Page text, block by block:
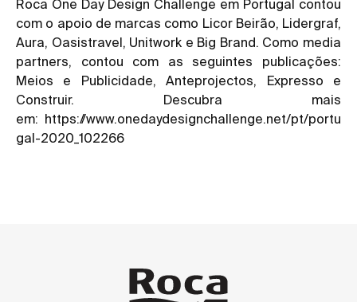
Roca One Day Design Challenge em Portugal contou
com o apoio de marcas como Licor Beirão, Lidergraf,
Aura, Oasistravel, Unitwork e Big Brand. Como media
partners, contou com as seguintes publicações:
Meios e Publicidade, Anteprojectos, Expresso e
Construir. Descubra mais
em: https://www.onedaydesignchallenge.net/pt/portu
gal-2020_102266